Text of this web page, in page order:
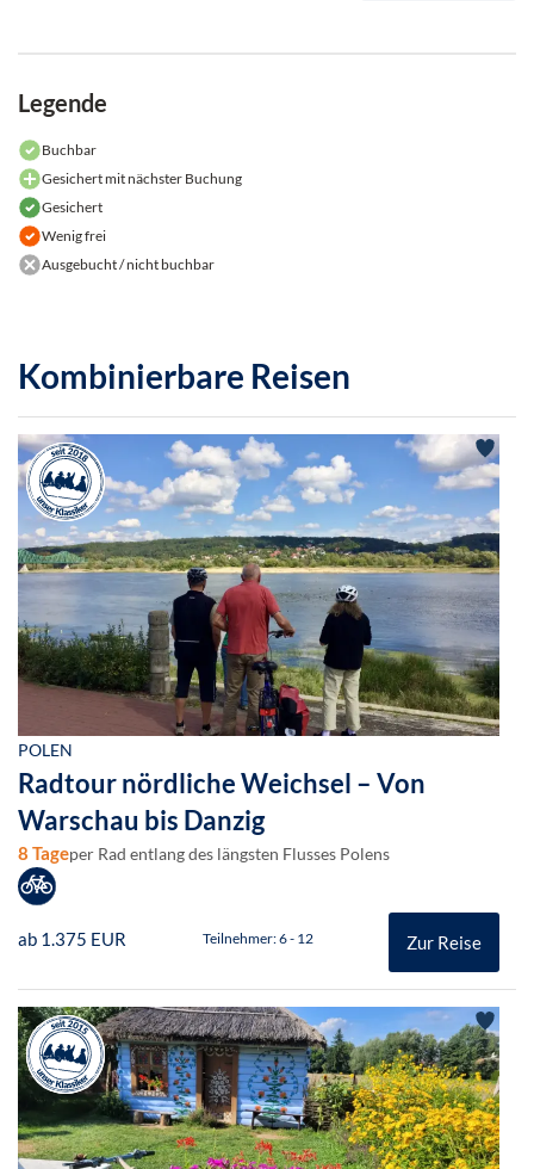
Legende
Buchbar
Gesichert mit nächster Buchung
Gesichert
Wenig frei
Ausgebucht / nicht buchbar
Kombinierbare Reisen
POLEN
Radtour nördliche Weichsel – Von
Warschau bis Danzig
8 Tageper Rad entlang des längsten Flusses Polens
ab 1.375 EUR Teilnehmer: 6 - 12 Zur Reise